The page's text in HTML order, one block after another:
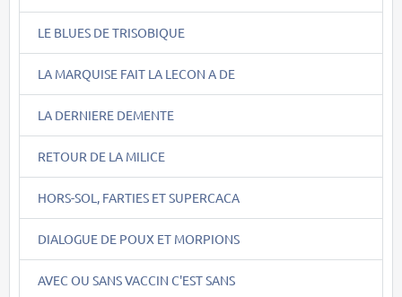
LE BLUES DE TRISOBIQUE
LA MARQUISE FAIT LA LECON A DE
LA DERNIERE DEMENTE
RETOUR DE LA MILICE
HORS-SOL, FARTIES ET SUPERCACA
DIALOGUE DE POUX ET MORPIONS
AVEC OU SANS VACCIN C'EST SANS